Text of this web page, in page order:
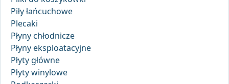
Piły łańcuchowe
Plecaki
Płyny chłodnicze
Płyny eksploatacyjne
Płyty główne
Płyty winylowe